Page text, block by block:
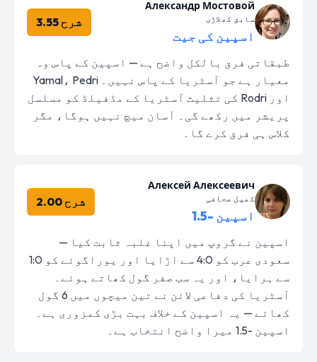
Александр Мостовой
سابق کھلاڑی
اسپین کی جیت
شرح 3.55
طبقاتی فرق بالکل واضح ہے — اسپین کے پاس وہ
معیار ہے جو آسٹریا کے پاس نہیں۔ Yamal، Pedri
اور Rodri کی تثلیث آسٹریا کے مڈفیلڈ کو مسلسل
پریشر میں رکھے گی۔ آسان میچ نہیں ہوگا، مگر
کلاس ہی فرق کرے گا۔
Алексей Алексеевич
کھیل صحافی
اسپین -1.5
شرح 2.00
اسپین نے گروپ میں اپنا غلبہ ثابت کیا —
سعودی عرب کو 4:0 سے اڑایا اور یوراگوئے کو 1:0
سے ہرایا، اور یہ سب صفر گول کھاتے ہوئے۔
آسٹریا کی دفاعی لائن نے تین میچوں میں 6 گول
کھائے — یہ اسپین کے خلاف بہت بڑی کمزوری ہے۔
اسپین -1.5 میرا واضح انتخاب ہے۔